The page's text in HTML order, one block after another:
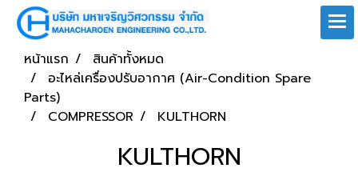
หน้าแรก
สินค้าทั้งหมด
อะไหล่เครื่องปรับอากาศ (Air-Condition Spare
Parts)
COMPRESSOR
KULTHORN
KULTHORN